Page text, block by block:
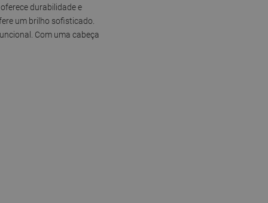
durabilidade e
um brilho sofisticado.
Com uma cabeça